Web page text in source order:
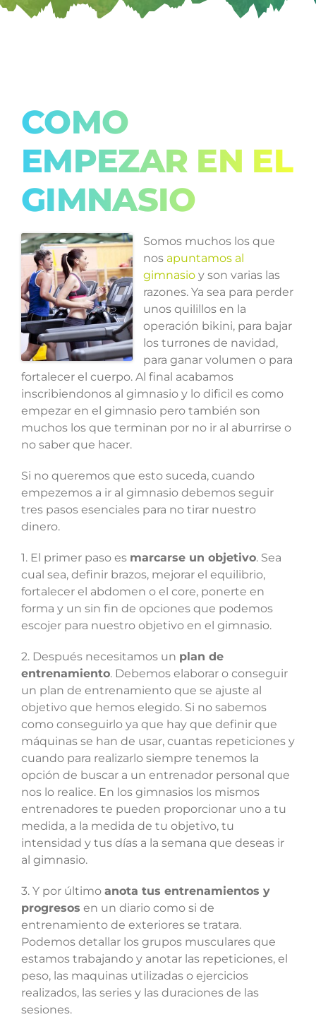
COMO
EMPEZAR EN EL
GIMNASIO
Somos muchos los que
nos apuntamos al
gimnasioy son varias las
razones. Ya sea para perder
unos quilillos en la
operación bikini, para bajar
los turrones de navidad,
para ganar volumen o para
fortalecer el cuerpo. Al final acabamos
inscribiendonos al gimnasio y lo dificil es como
empezar en el gimnasio pero también son
muchos los que terminan por no ir al aburrirse o
no saber que hacer.
Si no queremos que esto suceda, cuando
empezemos a ir al gimnasio debemos seguir
tres pasos esenciales para no tirar nuestro
dinero.
1. El primer paso es marcarse un objetivo. Sea
cual sea, definir brazos, mejorar el equilibrio,
fortalecer el abdomen o el core, ponerte en
forma y un sin fin de opciones que podemos
escojer para nuestro objetivo en el gimnasio.
2. Después necesitamos un plan de
entrenamiento. Debemos elaborar o conseguir
un plan de entrenamiento que se ajuste al
objetivo que hemos elegido. Si no sabemos
como conseguirlo ya que hay que definir que
máquinas se han de usar, cuantas repeticiones y
cuando para realizarlo siempre tenemos la
opción de buscar a un entrenador personal que
nos lo realice. En los gimnasios los mismos
entrenadores te pueden proporcionar uno a tu
medida, a la medida de tu objetivo, tu
intensidad y tus días a la semana que deseas ir
al gimnasio.
3. Y por último anota tus entrenamientos y
progresos en un diario como si de
entrenamiento de exteriores se tratara.
Podemos detallar los grupos musculares que
estamos trabajando y anotar las repeticiones, el
peso, las maquinas utilizadas o ejercicios
realizados, las series y las duraciones de las
sesiones.